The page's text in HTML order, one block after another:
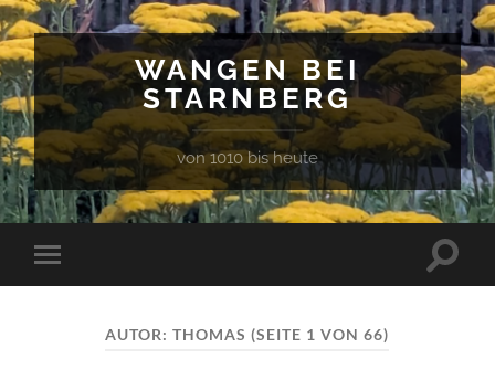
WANGEN BEI
STARNBERG
von 1010 bis heute
Mobile-
Menü
AUTOR:THOMAS (SEITE 1 VON 66)